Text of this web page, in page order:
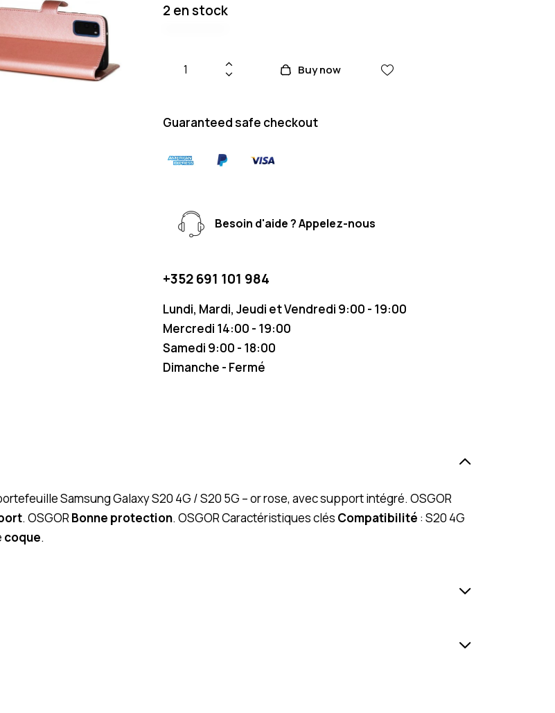
2 en stock
Buy now
Guaranteed safe checkout
Besoin d'aide ? Appelez-nous
+352 691 101 984
Lundi, Mardi, Jeudi et Vendredi 9:00 - 19:00
Mercredi 14:00 - 19:00
Samedi 9:00 - 18:00
Dimanche - Fermé
Samsung Galaxy S20 4G / S20 5G – or rose, avec support intégré. OSGOR
. OSGORBonne protection. OSGOR Caractéristiques clés Compatibilité : S20 4G
coque.